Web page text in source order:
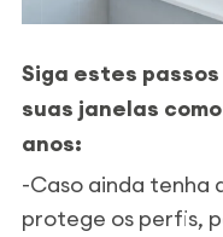
Siga estes
suas janelas
anos:
-Caso ainda tenha
protege os perfis,